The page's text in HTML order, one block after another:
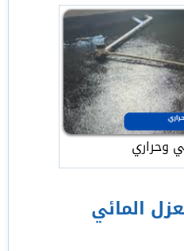
وحراري
المائي